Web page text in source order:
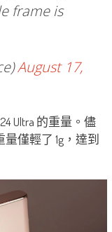
frame is
August 17,
Ultra 的重量。儘
僅輕了 1g，達到